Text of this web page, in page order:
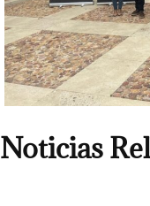
Noticias